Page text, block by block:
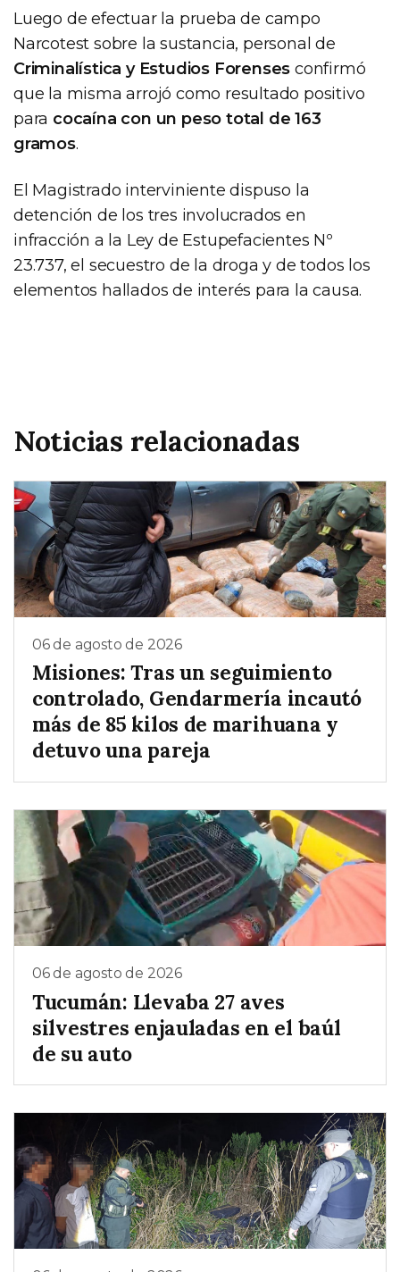
Luego de efectuar la prueba de campo
Narcotest sobre la sustancia, personal de
Criminalística y Estudios Forenses confirmó
que la misma arrojó como resultado positivo
para cocaína con un peso total de 163
gramos.
El Magistrado interviniente dispuso la
detención de los tres involucrados en
infracción a la Ley de Estupefacientes Nº
23.737, el secuestro de la droga y de todos los
elementos hallados de interés para la causa.
Noticias relacionadas
06 de agosto de 2026
Misiones: Tras un seguimiento
controlado, Gendarmería incautó
más de 85 kilos de marihuana y
detuvo una pareja
06 de agosto de 2026
Tucumán: Llevaba 27 aves
silvestres enjauladas en el baúl
de su auto